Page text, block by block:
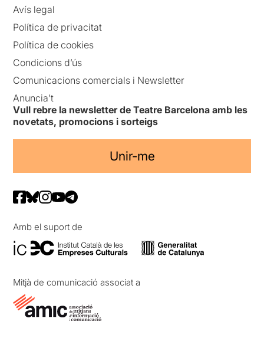
Avís legal
Política de privacitat
Política de cookies
Condicions d’ús
Comunicacions comercials i Newsletter
Anuncia’t
Vull rebre la newsletter de Teatre Barcelona amb les
novetats, promocions i sorteigs
Unir-me
Amb el suport de
Mitjà de comunicació associat a